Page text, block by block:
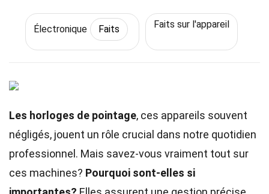
Électronique Faits Faits sur l'appareil
Les horloges de pointage, ces appareils souvent
négligés, jouent un rôle crucial dans notre quotidien
professionnel. Mais savez-vous vraiment tout sur
ces machines? Pourquoi sont-elles si